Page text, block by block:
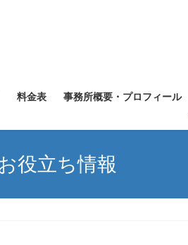
料金表 事務所概要・プロフィール
役立ち情報